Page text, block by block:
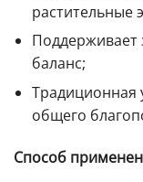
растительные
Поддерживает
баланс;
Традиционная
общего
Способ